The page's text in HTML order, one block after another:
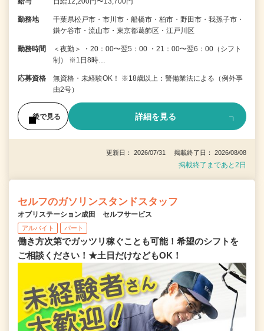
勤務地
千葉県松戸市・市川市・船橋市・柏市・野田市・我孫子市・
鎌ケ谷市・流山市・東京都葛飾区・江戸川区
勤務時間
＜夜勤＞ ・20：00〜翌5：00 ・21：00〜翌6：00（シフト
制） ※1日8時…
応募資格
無資格・未経験OK！ ※18歳以上：警備業法による（例外事
由2号）
後で見る 詳細を見る
更新日： 2026/07/31 掲載終了日： 2026/08/08
掲載終了まであと2日
セルフのガソリンスタンドスタッフ
オブリステーション成田 セルフサービス
アルバイト パート
働き方次第でガッツリ稼ぐことも可能！希望のシフトを
ご相談ください！★土日だけなどもOK！